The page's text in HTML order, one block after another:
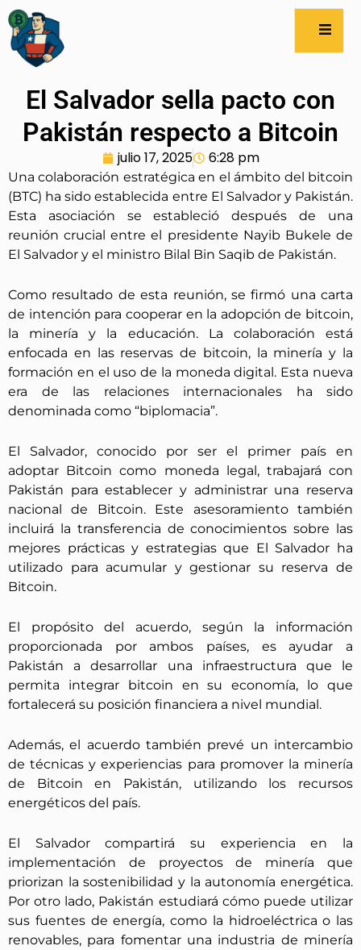
El Salvador sella pacto con
Pakistán respecto a Bitcoin
julio 17, 2025 6:28 pm
Una colaboración estratégica en el ámbito del bitcoin
(BTC) ha sido establecida entre El Salvador y Pakistán.
Esta asociación se estableció después de una
reunión crucial entre el presidente Nayib Bukele de
El Salvador y el ministro Bilal Bin Saqib de Pakistán.
Como resultado de esta reunión, se firmó una carta
de intención para cooperar en la adopción de bitcoin,
la minería y la educación. La colaboración está
enfocada en las reservas de bitcoin, la minería y la
formación en el uso de la moneda digital. Esta nueva
era de las relaciones internacionales ha sido
denominada como “biplomacia”.
El Salvador, conocido por ser el primer país en
adoptar Bitcoin como moneda legal, trabajará con
Pakistán para establecer y administrar una reserva
nacional de Bitcoin. Este asesoramiento también
incluirá la transferencia de conocimientos sobre las
mejores prácticas y estrategias que El Salvador ha
utilizado para acumular y gestionar su reserva de
Bitcoin.
El propósito del acuerdo, según la información
proporcionada por ambos países, es ayudar a
Pakistán a desarrollar una infraestructura que le
permita integrar bitcoin en su economía, lo que
fortalecerá su posición financiera a nivel mundial.
Además, el acuerdo también prevé un intercambio
de técnicas y experiencias para promover la minería
de Bitcoin en Pakistán, utilizando los recursos
energéticos del país.
El Salvador compartirá su experiencia en la
implementación de proyectos de minería que
priorizan la sostenibilidad y la autonomía energética.
Por otro lado, Pakistán estudiará cómo puede utilizar
sus fuentes de energía, como la hidroeléctrica o las
renovables, para fomentar una industria de minería